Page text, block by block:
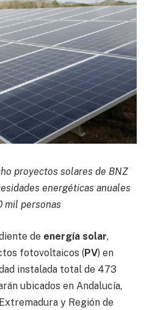
proyectos solares de BNZ
energéticas anuales
mil personas
de energía solar,
fotovoltaicos (PV) en
instalada total de 473
ubicados en Andalucía,
y Región de